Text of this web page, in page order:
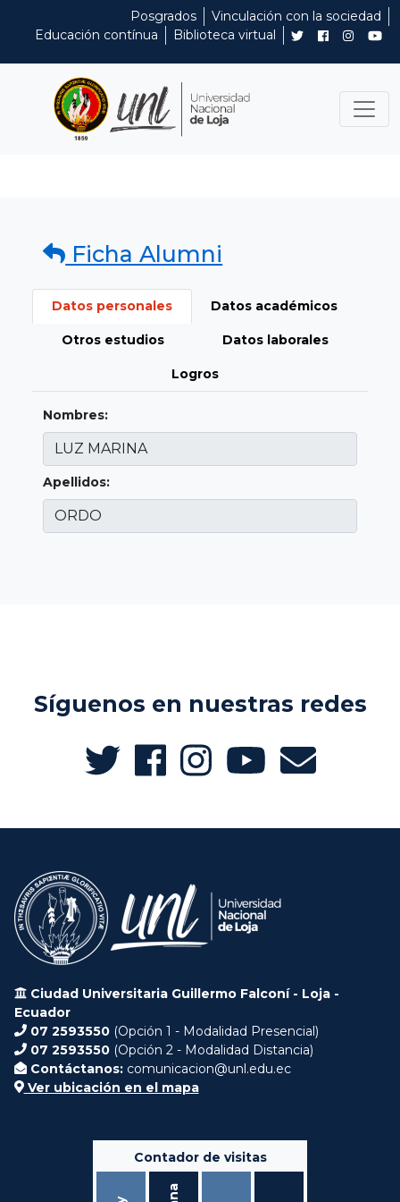
Posgrados
Vinculación con la sociedad
Educación contínua
Biblioteca virtual
Ficha Alumni
Datos personales Datos académicos
Otros estudios Datos laborales
Logros
Nombres:
Apellidos:
Síguenos en nuestras redes
Ciudad Universitaria Guillermo Falconí - Loja -
Ecuador
07 2593550 (Opción 1 - Modalidad Presencial)
07 2593550 (Opción 2 - Modalidad Distancia)
Contáctanos: comunicacion@unl.edu.ec
Ver ubicación en el mapa
Contador de visitas